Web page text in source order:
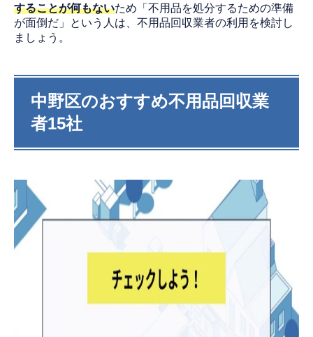
することが何もないため「不用品を処分するための準備
が面倒だ」という人は、不用品回収業者の利用を検討し
ましょう。
中野区のおすすめ不用品回収業
者15社